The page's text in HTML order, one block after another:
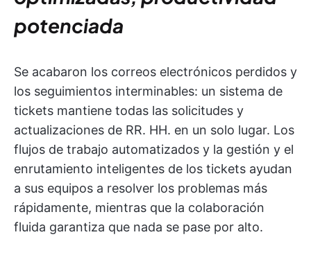
potenciada
Se acabaron los correos electrónicos perdidos y
los seguimientos interminables: un sistema de
tickets mantiene todas las solicitudes y
actualizaciones de RR. HH. en un solo lugar. Los
flujos de trabajo automatizados y la gestión y el
enrutamiento inteligentes de los tickets ayudan
a sus equipos a resolver los problemas más
rápidamente, mientras que la colaboración
fluida garantiza que nada se pase por alto.